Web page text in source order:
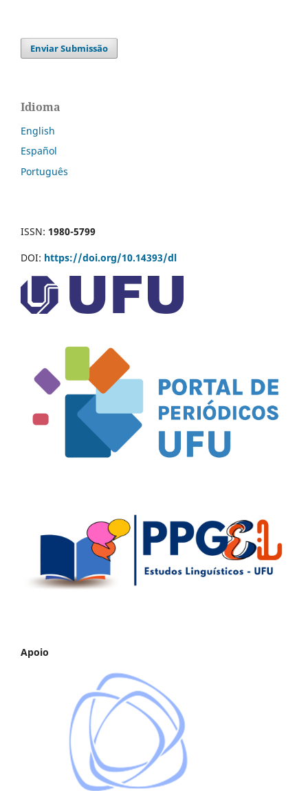
Enviar Submissão
Idioma
English
Español
Português
ISSN: 1980-5799
DOI: https://doi.org/10.14393/dl
Apoio